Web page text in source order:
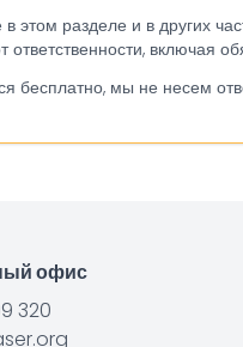
этом разделе и в других
включая
бесплатно, мы не несем
офис
320